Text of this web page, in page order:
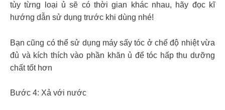
tùy từng loại ủ sẽ có thời gian khác nhau, hãy đọc kĩ
hướng dẫn sử dụng trước khi dùng nhé!
Bạn cũng có thể sử dụng máy sấy tóc ở chế độ nhiệt vừa
đủ và kích thích vào phần khăn ủ để tóc hấp thu dưỡng
chất tốt hơn
Bước 4: Xả với nước